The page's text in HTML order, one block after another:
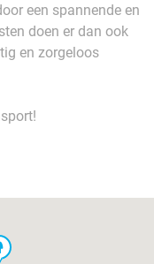
een spannende en
doen er dan ook
en zorgeloos